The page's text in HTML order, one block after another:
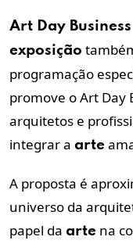
Art Day
exposição
programação
promove o Art Day
arquitetos e
integrar a arte
A proposta é
universo da
papel da arte na